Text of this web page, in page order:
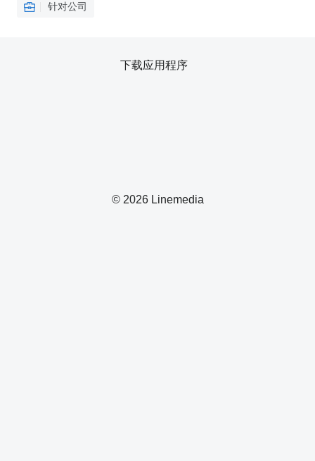
针对公司
© 2026 Linemedia
下载应用程序